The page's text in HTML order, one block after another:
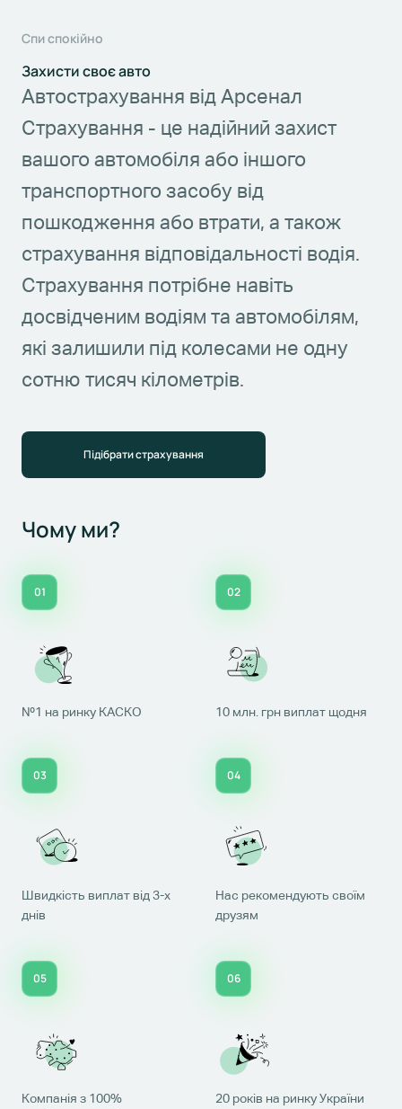
Спи спокійно
Захисти своє авто
Автострахування від Арсенал
Страхування - це надійний захист
вашого автомобіля або іншого
транспортного засобу від
пошкодження або втрати, а також
страхування відповідальності водія.
Страхування потрібне навіть
досвідченим водіям та автомобілям,
які залишили під колесами не одну
сотню тисяч кілометрів.
Підібрати страхування
Чому ми?
01
№1 на ринку КАСКО
02
10 млн. грн виплат щодня
03
Швидкість виплат від 3-х
днів
04
Нас рекомендують своїм
друзям
05
Компанія з 100%
06
20 років на ринку України